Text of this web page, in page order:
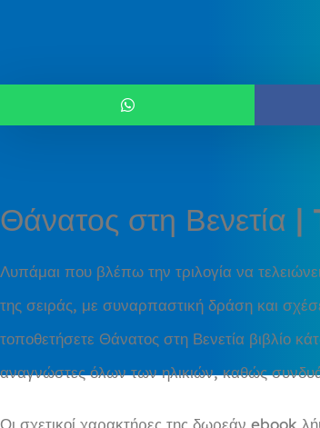
Θάνατος στη Βενετία
Λυπάμαι που βλέπω την τριλογία να
της σειράς, με συναρπαστική δράση και
τοποθετήσετε Θάνατος στη Βενετία βιβλίο
αναγνώστες όλων των ηλικιών, καθώς
Οι σχετικοί χαρακτήρες της δωρεάν ebook